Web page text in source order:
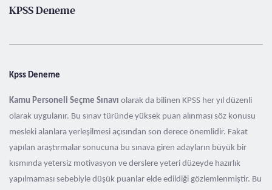
KPSS Deneme
Kpss Deneme
Kamu Personeli Seçme Sınavı olarak da bilinen KPSS her yıl düzenli
olarak uygulanır. Bu sınav türünde yüksek puan alınması söz konusu
mesleki alanlara yerleşilmesi açısından son derece önemlidir. Fakat
yapılan araştırmalar sonucuna bu sınava giren adayların büyük bir
kısmında yetersiz motivasyon ve derslere yeteri düzeyde hazırlık
yapılmaması sebebiyle düşük puanlar elde edildiği gözlemlenmiştir. Bu